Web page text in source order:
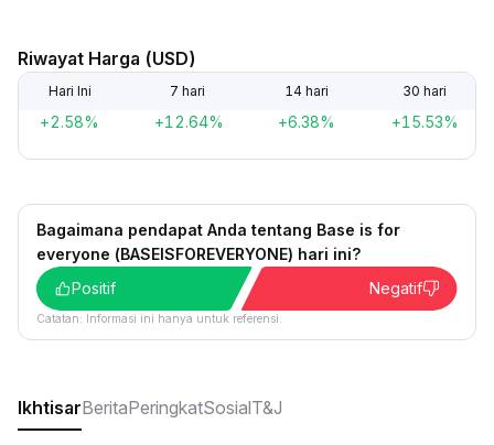
Riwayat Harga (USD)
Hari Ini 7 hari 14 hari 30 hari
+2.58% +12.64% +6.38% +15.53%
Bagaimana pendapat Anda tentang Base is for
everyone (BASEISFOREVERYONE) hari ini?
Positif
Negatif
Catatan: Informasi ini hanya untuk referensi.
IkhtisarBeritaPeringkatSosialT&J